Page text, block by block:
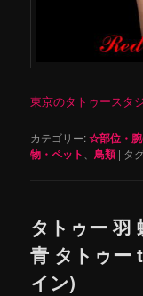
東京のタトゥースタ
カテゴリー:☆部位・
物・ペット
、鳥類 | タ
タトゥー
青 タトゥ
イン)